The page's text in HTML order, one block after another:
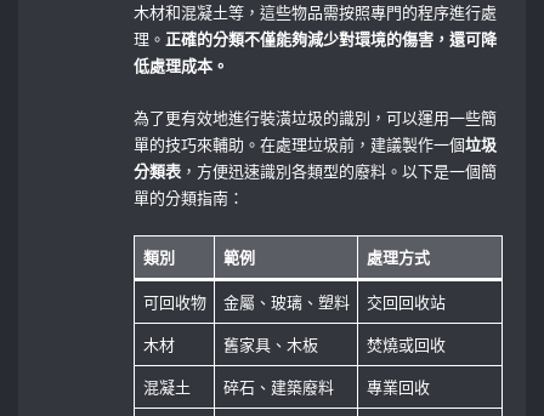
木材和混凝土等，這些物品需按照專門的程序進行處
理。正確的分類不僅能夠減少對環境的傷害，還可降
低處理成本。
為了更有效地進行裝潢垃圾的識別，可以運用一些簡
單的技巧來輔助。在處理垃圾前，建議製作一個垃圾
分類表 ，方便迅速識別各類型的廢料。以下是一個簡
單的分類指南：
類別 範例 處理方式
可回收物 金屬、玻璃、塑料
交回回收站
木材
舊家具、木板
焚燒或回收
混凝土
碎石、建築廢料
專業回收